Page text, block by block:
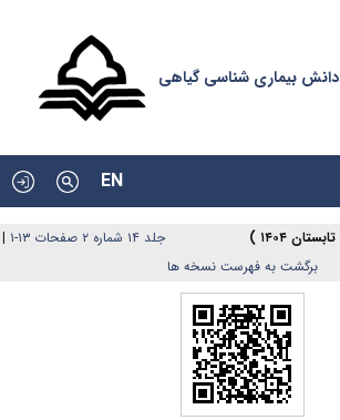
دانش بیماری شناسی گیاهی
EN
جلد ۱۴ شماره ۲ صفحات ۱۳-۱
|
برگشت به فهرست نسخه ها